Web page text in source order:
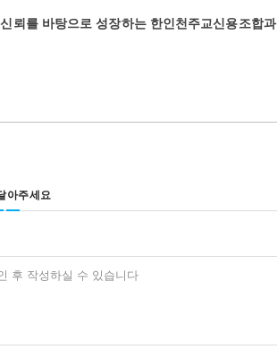
신뢰를 바탕으로 성장하는 한인천주교신용조합과
아주세요
후 작성하실 수 있습니다